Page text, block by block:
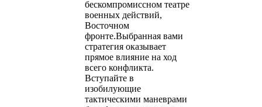
бескомпромиссном театре
военных действий,
Восточном
фронте.Выбранная вами
стратегия оказывает
прямое влияние на ход
всего конфликта.
Вступайте в
изобилующие
тактическими маневрами